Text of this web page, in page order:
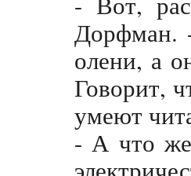
Дорфман.
олени, а
Говорит,
умеют
- А что же